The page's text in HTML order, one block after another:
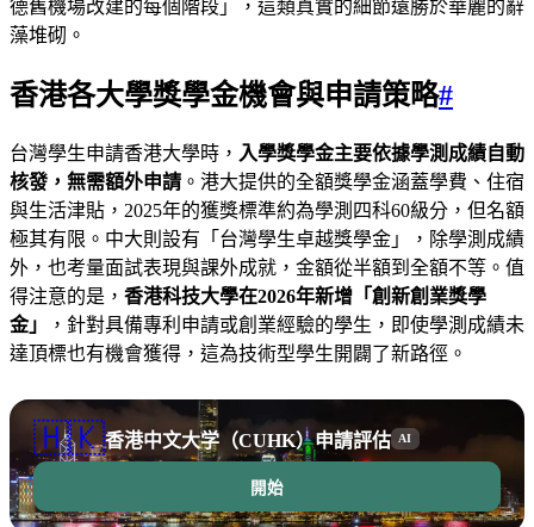
德舊機場改建的每個階段」，這類真實的細節遠勝於華麗的辭
藻堆砌。
香港各大學獎學金機會與申請策略#
台灣學生申請香港大學時， 入學獎學金主要依據學測成績自動
核發，無需額外申請 。港大提供的全額獎學金涵蓋學費、住宿
與生活津貼，2025年的獲獎標準約為學測四科60級分，但名額
極其有限。中大則設有「台灣學生卓越獎學金」，除學測成績
外，也考量面試表現與課外成就，金額從半額到全額不等。值
得注意的是， 香港科技大學在2026年新增「創新創業獎學
金」
，針對具備專利申請或創業經驗的學生，即使學測成績未
達頂標也有機會獲得，這為技術型學生開闢了新路徑。
🇭🇰香港中文大学（CUHK）申請評估 AI
開始